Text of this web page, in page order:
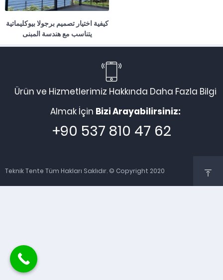
كيفية اختيار تصميم برجولا بيوكليماتية
يتناسب مع هندسة المبنى
Ürün ve Hizmetlerimiz Hakkında Daha Fazla Bilgi
Almak İçin Bizi Arayabilirsiniz:
+90 537 810 47 62
Teknik Tente Tüm Hakları Saklıdır. © Copyright 2020